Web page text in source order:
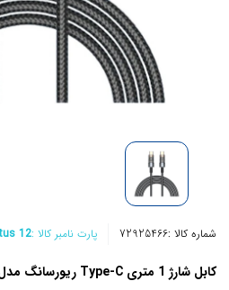
شماره کالا :72925466 پارت نامبر کالا :12
کابل شارژ 1 متری Type-C ریورسانگ مدل Lotus 12